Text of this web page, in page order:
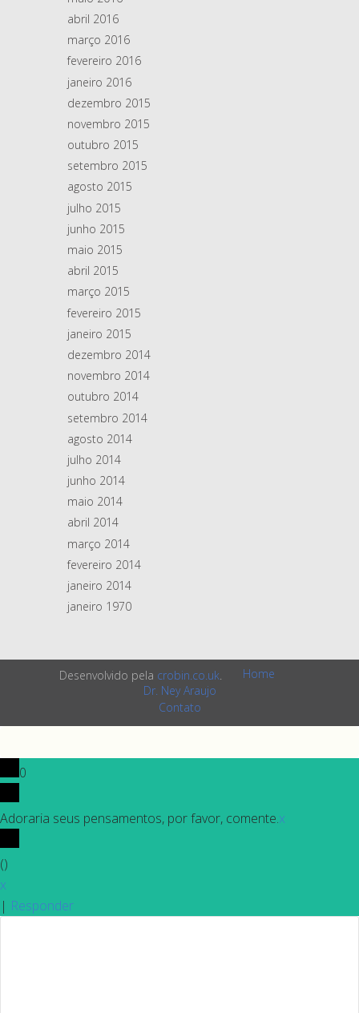
abril 2016
março 2016
fevereiro 2016
janeiro 2016
dezembro 2015
novembro 2015
outubro 2015
setembro 2015
agosto 2015
julho 2015
junho 2015
maio 2015
abril 2015
março 2015
fevereiro 2015
janeiro 2015
dezembro 2014
novembro 2014
outubro 2014
setembro 2014
agosto 2014
julho 2014
junho 2014
maio 2014
abril 2014
março 2014
fevereiro 2014
janeiro 2014
janeiro 1970
Desenvolvido pela crobin.co.uk.
Home
Dr. Ney Araujo
Contato
0
Adoraria seus pensamentos, por favor, comente.x
()
x
| Responder